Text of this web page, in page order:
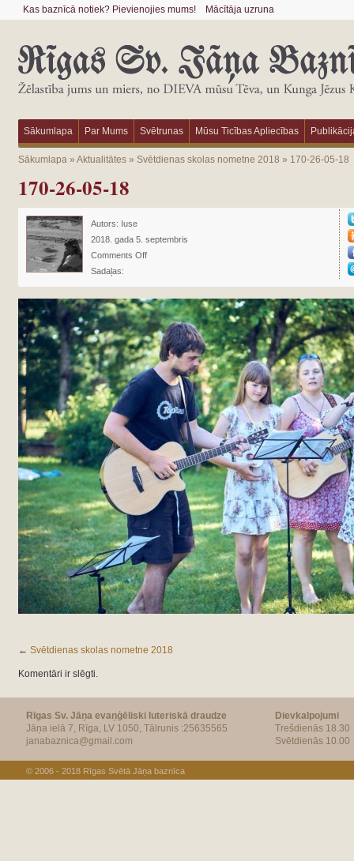
Kas baznīcā notiek? Pievienojies mums! Mācītāja uzruna
Sākumlapa Par Mums Svētrunas Mūsu Ticības Apliecības
Sākumlapa» Aktualitātes» Svētdienas skolas nometne 2018 » 170-26-05-18
170-26-05-18
Autors: Iuse
2018. gada 5. septembris
Comments Off
Sadaļas:
← Svētdienas skolas nometne 2018
Komentāri ir slēgti.
Rīgas Sv. Jāņa evaņģēliski luteriskā draudze
Jāņa ielā 7, Rīga, LV 1050, Tālrunis :25635565
janabaznica@gmail.com
Dievkalpojumi
Trešdienās 18.30
Svētdienās 10.00
© 2006 - 2018 Rīgas Svētā Jāņa baznīca